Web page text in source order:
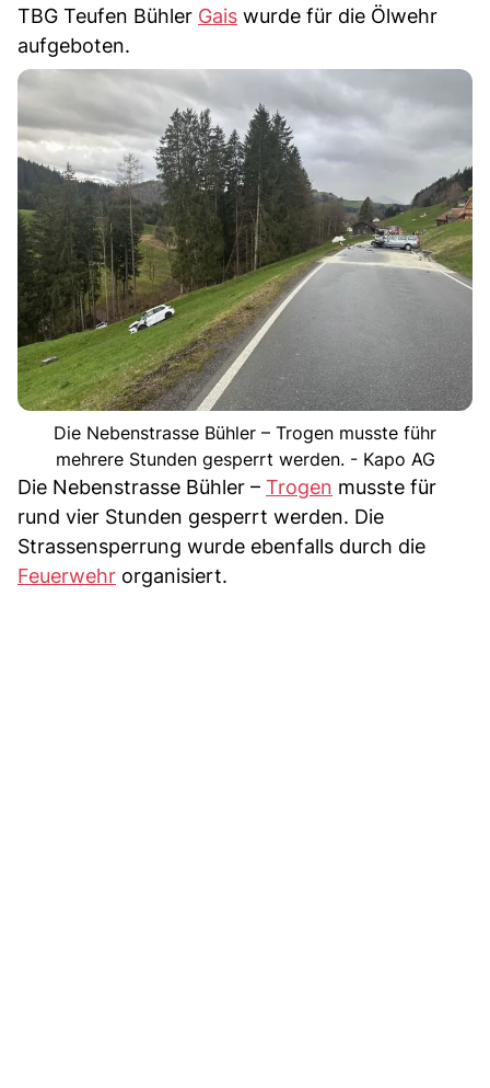
TBG Teufen Bühler Gais wurde für die Ölwehr
aufgeboten.
Die Nebenstrasse Bühler – Trogen musste führ
mehrere Stunden gesperrt werden. - Kapo AG
Die Nebenstrasse Bühler – Trogen musste für
rund vier Stunden gesperrt werden. Die
Strassensperrung wurde ebenfalls durch die
Feuerwehr organisiert.